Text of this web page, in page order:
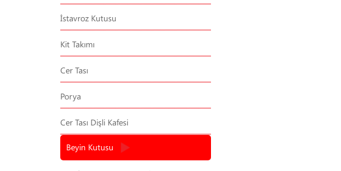
İstavroz Kutusu
Kit Takımı
Cer Tası
Porya
Cer Tası Dişli Kafesi
Beyin Kutusu